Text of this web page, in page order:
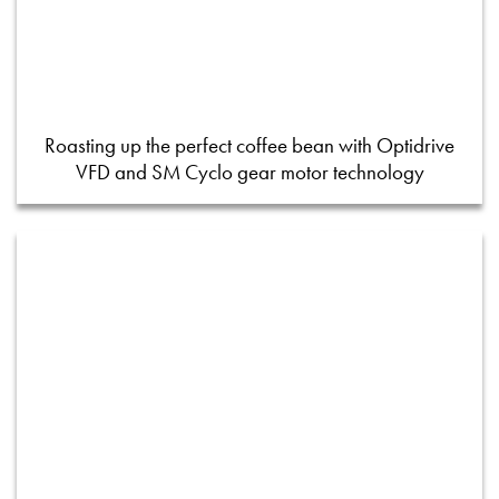
Roasting up the perfect coffee bean with Optidrive
VFD and SM Cyclo gear motor technology